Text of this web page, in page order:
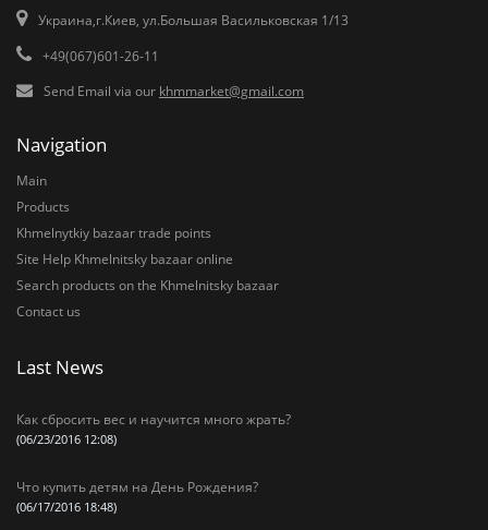
Украина,г.Киев, ул.Большая Васильковская 1/13
+49(067)601-26-11
Send Email via our khmmarket@gmail.com
Navigation
Main
Products
Khmelnytkiy bazaar trade points
Site Help Khmelnitsky bazaar online
Search products on the Khmelnitsky bazaar
Contact us
Last News
Как сбросить вес и научится много жрать?
(06/23/2016 12:08)
Что купить детям на День Рождения?
(06/17/2016 18:48)